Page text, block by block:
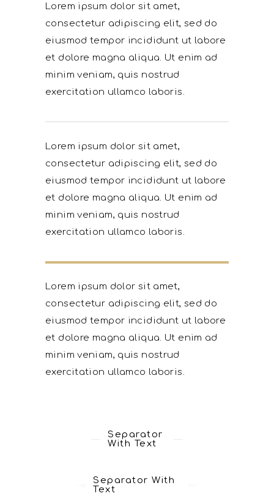
Lorem ipsum dolor sit amet,
consectetur adipiscing elit, sed do
eiusmod tempor incididunt ut labore
et dolore magna aliqua. Ut enim ad
minim veniam, quis nostrud
exercitation ullamco laboris.
Lorem ipsum dolor sit amet,
consectetur adipiscing elit, sed do
eiusmod tempor incididunt ut labore
et dolore magna aliqua. Ut enim ad
minim veniam, quis nostrud
exercitation ullamco laboris.
Lorem ipsum dolor sit amet,
consectetur adipiscing elit, sed do
eiusmod tempor incididunt ut labore
et dolore magna aliqua. Ut enim ad
minim veniam, quis nostrud
exercitation ullamco laboris.
Separator
With Text
Separator With
Text